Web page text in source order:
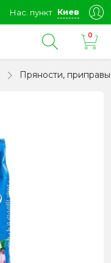
Нас. пункт Киев
0
Пряности, приправы